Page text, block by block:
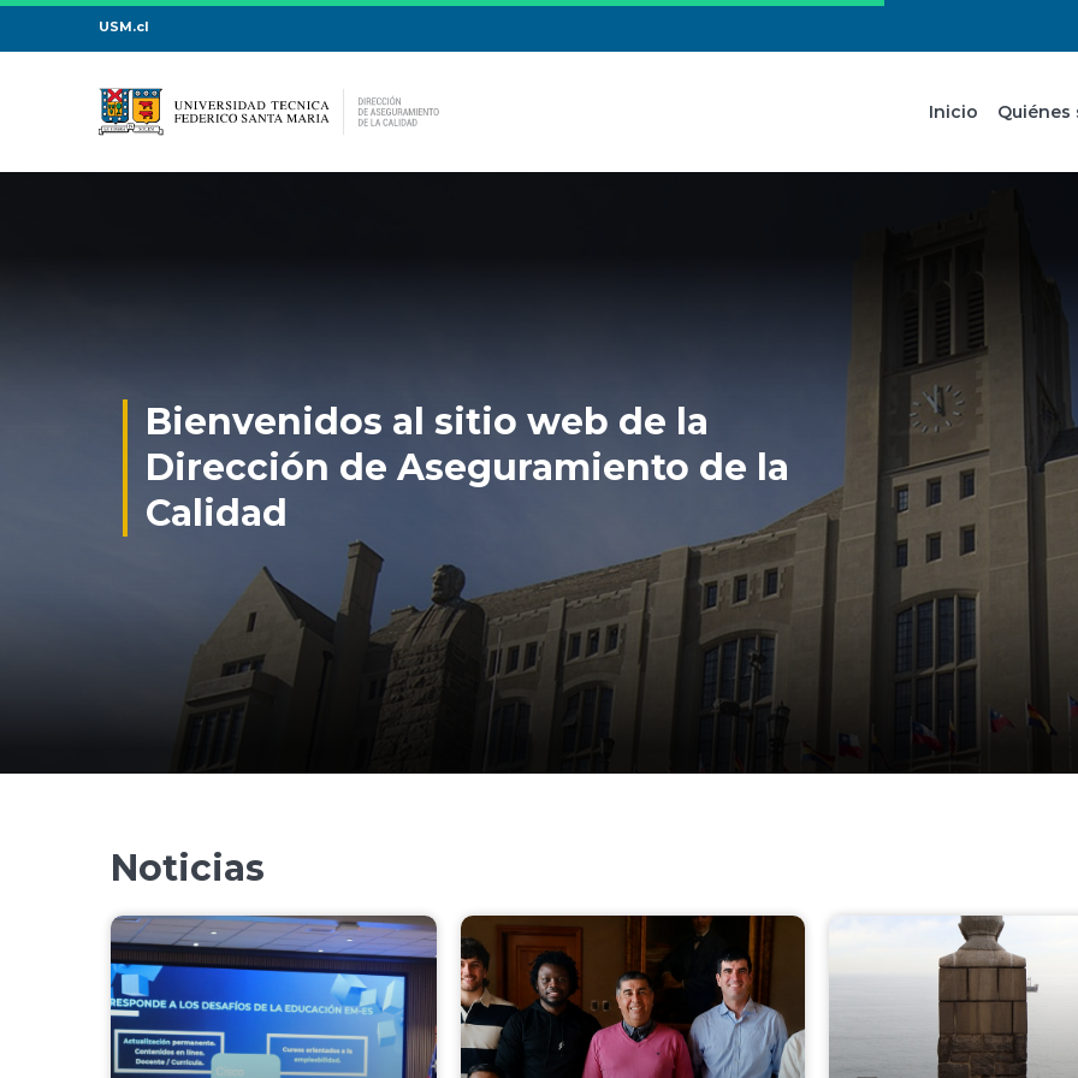
USM.cl
Inicio Quiénes
Bienvenidos al sitio web de la
Dirección de Aseguramiento de la
Calidad
Noticias